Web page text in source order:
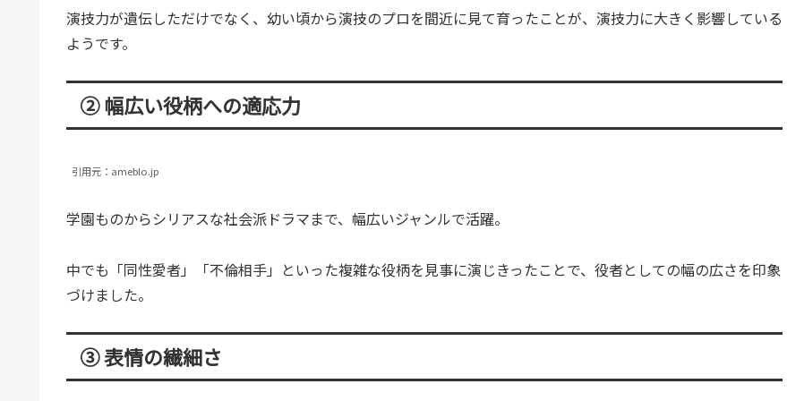
演技力が遺伝しただけでなく、幼い頃から演技のプロを間近に見て育ったことが、演技力に大きく影響している
ようです。
② 幅広い役柄への適応力
引用元：ameblo.jp
学園ものからシリアスな社会派ドラマまで、幅広いジャンルで活躍。
中でも「同性愛者」「不倫相手」といった複雑な役柄を見事に演じきったことで、役者としての幅の広さを印象
づけました。
③ 表情の繊細さ